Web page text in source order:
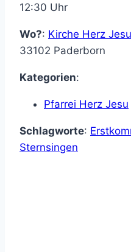
12:30 Uhr
Wo?: Kirche Herz Jesu
33102 Paderborn
Kategorien:
Pfarrei Herz Jesu
Schlagworte:
Sternsingen